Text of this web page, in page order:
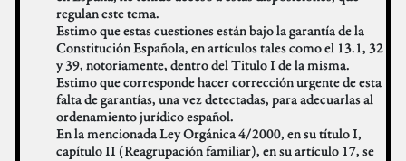
regulan este tema.
Estimo que estas cuestiones están bajo la garantía de la
Constitución Española, en artículos tales como el 13.1, 32
y 39, notoriamente, dentro del Titulo I de la misma.
Estimo que corresponde hacer corrección urgente de esta
falta de garantías, una vez detectadas, para adecuarlas al
ordenamiento jurídico español.
En la mencionada Ley Orgánica 4/2000, en su título I,
capítulo II (Reagrupación familiar), en su artículo 17, se